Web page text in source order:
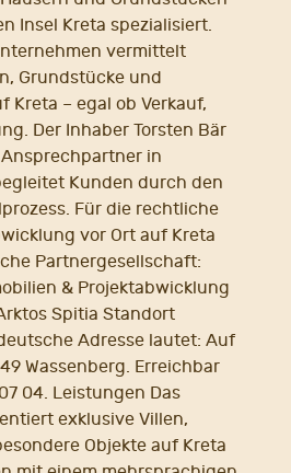
Insel Kreta spezialisiert.
vermittelt
Grundstücke und
Kreta – egal ob Verkauf,
Der Inhaber Torsten Bär
in
Kunden durch den
Für die rechtliche
vor Ort auf Kreta
Partnergesellschaft:
& Projektabwicklung
Spitia Standort
Adresse lautet: Auf
Wassenberg. Erreichbar
04. Leistungen Das
exklusive Villen,
Objekte auf Kreta